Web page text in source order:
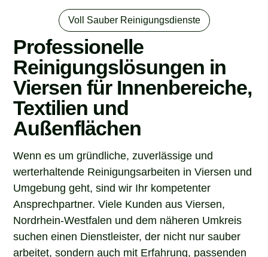
Voll Sauber Reinigungsdienste
Professionelle
Reinigungslösungen in
Viersen für Innenbereiche,
Textilien und
Außenflächen
Wenn es um gründliche, zuverlässige und
werterhaltende Reinigungsarbeiten in Viersen und
Umgebung geht, sind wir Ihr kompetenter
Ansprechpartner. Viele Kunden aus Viersen,
Nordrhein-Westfalen und dem näheren Umkreis
suchen einen Dienstleister, der nicht nur sauber
arbeitet, sondern auch mit Erfahrung, passenden